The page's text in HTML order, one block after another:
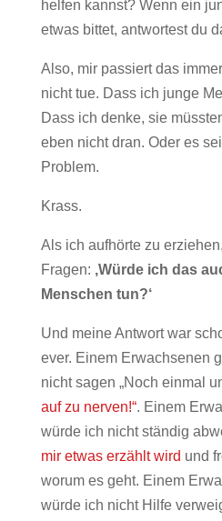
helfen kannst? Wenn ein
etwas bittet, antwortest du
Also, mir passiert das
nicht tue. Dass ich junge
Dass ich denke, sie
eben nicht dran. Oder es
Problem.
Krass.
Als ich aufhörte zu
Fragen: ‚Würde ich das
Menschen tun?‘
Und meine Antwort war
ever. Einem Erwachsenen
nicht sagen „Noch einmal
auf zu nerven!“. Einem
würde ich nicht ständig
mir etwas erzählt wird und
worum es geht. Einem
würde ich nicht Hilfe